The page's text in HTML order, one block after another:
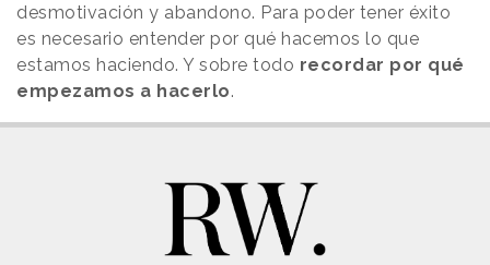
desmotivación y abandono. Para poder tener éxito
es necesario entender por qué hacemos lo que
estamos haciendo. Y sobre todo recordar por qué
empezamos a hacerlo.